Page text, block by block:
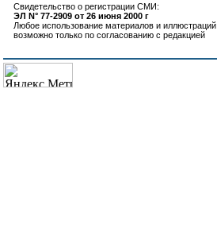
Свидетельство о регистрации СМИ:
ЭЛ N° 77-2909 от 26 июня 2000 г
Любое использование материалов и иллюстраций
возможно только по согласованию с редакцией